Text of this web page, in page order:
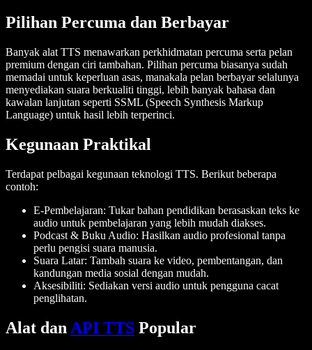
Pilihan Percuma dan Berbayar
Banyak alat TTS menawarkan perkhidmatan percuma serta pelan
premium dengan ciri tambahan. Pilihan percuma biasanya sudah
memadai untuk keperluan asas, manakala pelan berbayar selalunya
menyediakan suara berkualiti tinggi, lebih banyak bahasa dan
kawalan lanjutan seperti SSML (Speech Synthesis Markup
Language) untuk hasil lebih terperinci.
Kegunaan Praktikal
Terdapat pelbagai kegunaan teknologi TTS. Berikut beberapa
contoh:
E-Pembelajaran: Tukar bahan pendidikan berasaskan teks ke
audio untuk pembelajaran yang lebih mudah diakses.
Podcast & Buku Audio: Hasilkan audio profesional tanpa
perlu pengisi suara manusia.
Suara Latar: Tambah suara ke video, pembentangan, dan
kandungan media sosial dengan mudah.
Aksesibiliti: Sediakan versi audio untuk pengguna cacat
penglihatan.
Alat dan API TTS Popular